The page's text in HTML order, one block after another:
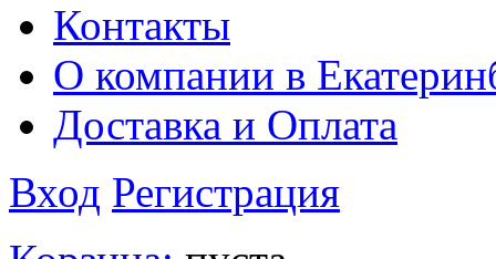
Контакты
О компании в
Доставка и Оплата
Вход Регистрация